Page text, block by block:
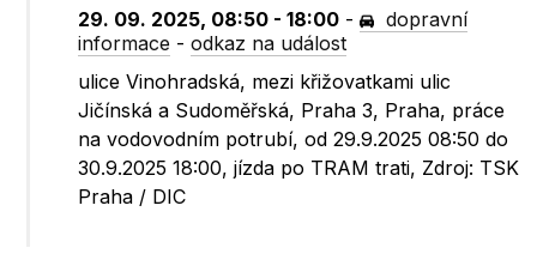
29. 09. 2025, 08:50 - 18:00 -
dopravní
informace -odkaz na událost
ulice Vinohradská, mezi křižovatkami ulic
Jičínská a Sudoměřská, Praha 3, Praha, práce
na vodovodním potrubí, od 29.9.2025 08:50 do
30.9.2025 18:00, jízda po TRAM trati, Zdroj: TSK
Praha / DIC